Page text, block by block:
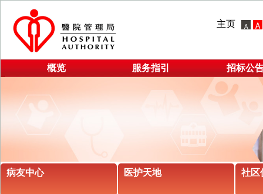
主页
概览 服务指引 招标公
病友中心 医护天地 社区